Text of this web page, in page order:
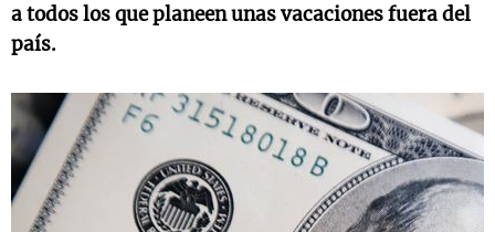
a todos los que planeen unas vacaciones fuera del
país.